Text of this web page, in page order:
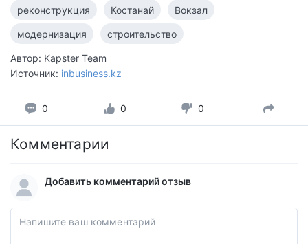
реконструкция Костанай Вокзал
модернизация строительство
Автор: Kapster Team
Источник: inbusiness.kz
0 0 0
Комментарии
Добавить комментарий отзыв